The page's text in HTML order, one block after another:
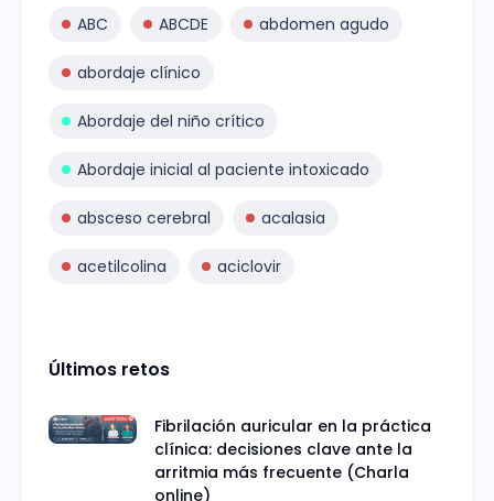
ABC ABCDE abdomen agudo
abordaje clínico
Abordaje del niño crítico
Abordaje inicial al paciente intoxicado
absceso cerebral acalasia
acetilcolina aciclovir
Últimos retos
Fibrilación auricular en la práctica
clínica: decisiones clave ante la
arritmia más frecuente (Charla
online)